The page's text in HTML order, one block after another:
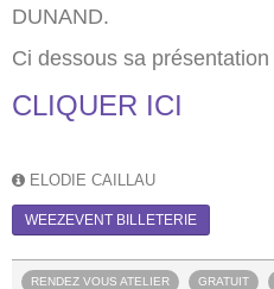
DUNAND.
Ci dessous sa présentation
CLIQUER ICI
ELODIE CAILLAU
WEEZEVENT BILLETERIE
RENDEZ VOUS ATELIER GRATUIT